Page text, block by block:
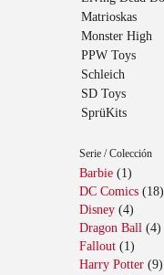
Serie / Colección
Barbie (1)
DC Comics (18)
Disney (4)
Dragon Ball (4)
Fallout (1)
Harry Potter (9)